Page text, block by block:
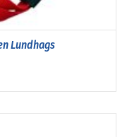
Lundhags